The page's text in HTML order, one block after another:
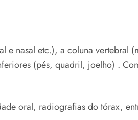
nasal etc.), a coluna vertebral
(pés, quadril, joelho) .
oral, radiografias do tórax,